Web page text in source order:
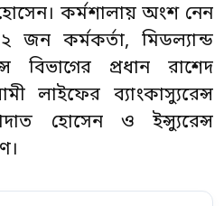
কর্মশালায় অংশ নেন
জন কর্মকর্তা, মিডল্যান্ড
বিভাগের প্রধান রাশেদ
লাইফের ব্যাংকাস্যুরেন্স
হোসেন ও ইন্স্যুরেন্স